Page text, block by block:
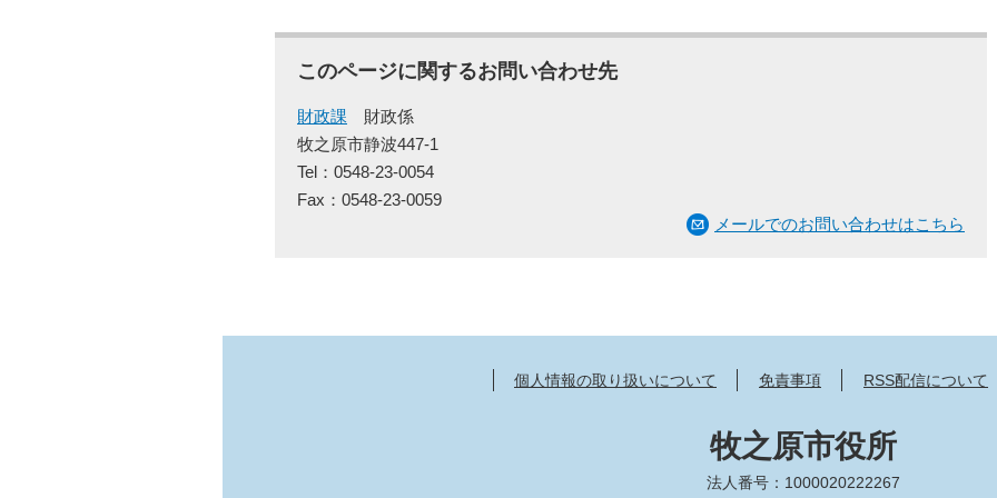
このページに関するお問い合わせ先
財政課
財政係
牧之原市静波447-1
Tel：0548-23-0054
Fax：0548-23-0059
メールでのお問い合わせはこちら
個人情報の取り扱いについて 免責事項 RSS配信について
牧之原市役所
法人番号：1000020222267